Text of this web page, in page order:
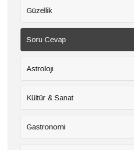
Benim
hasta
özeldir
Temmuz
2026
Güzellik
Soru Cevap
Astroloji
Kültür & Sanat
Gastronomi